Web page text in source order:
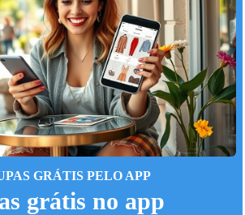
GRÁTIS PELO APP
grátis no app